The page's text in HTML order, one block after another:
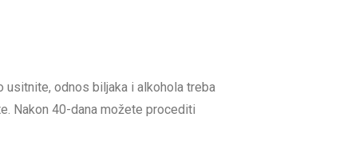
odnos biljaka i alkohola treba
Nakon 40-dana možete procediti